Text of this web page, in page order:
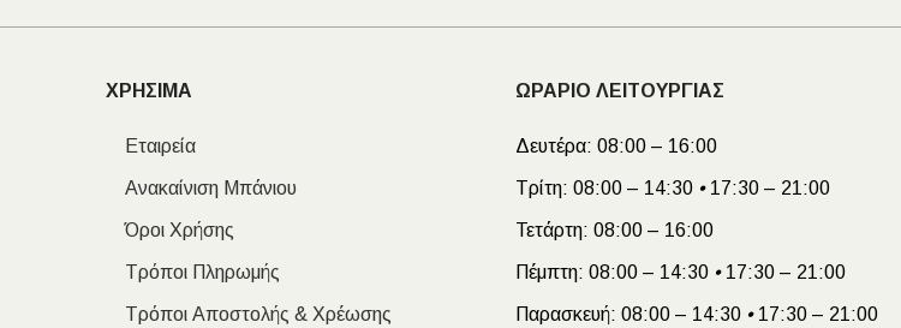
ΧΡΗΣΙΜΑ
Εταιρεία
Ανακαίνιση Μπάνιου
Όροι Χρήσης
Τρόποι Πληρωμής
Τρόποι Αποστολής & Χρέωσης
ΩΡΑΡΙΟ ΛΕΙΤΟΥΡΓΙΑΣ
Δευτέρα: 08:00 – 16:00
Τρίτη: 08:00 – 14:30 •17:30 – 21:00
Τετάρτη: 08:00 – 16:00
Πέμπτη: 08:00 – 14:30 •17:30 – 21:00
Παρασκευή: 08:00 – 14:30 •17:30 – 21:00